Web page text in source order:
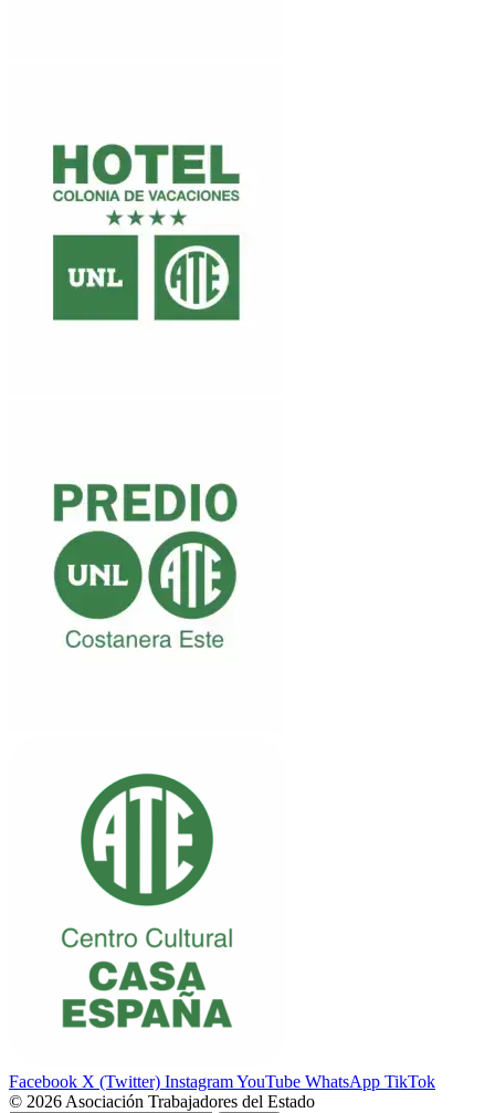
Facebook X (Twitter) InstagramYouTube WhatsApp TikTok
© 2026 Asociación Trabajadores del Estado